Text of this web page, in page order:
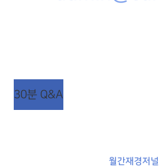
30분 Q&A
월간재경저널